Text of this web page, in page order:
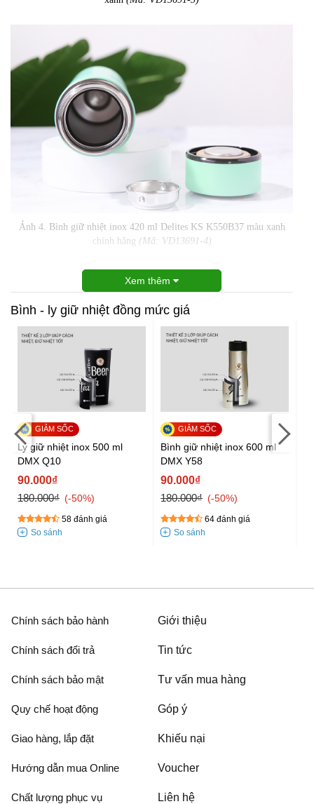
Ảnh 4. Bình giữ nhiệt inox 420 ml Delites KS K550B37 màu xanh
chính hãng (Mã: VD13691-4)
Xem thêm
Bình - ly giữ nhiệt đồng mức giá
Ly giữ nhiệt inox 500 ml
DMX Q10
90.000₫
180.000₫
-50%
58 đánh giá
Bình giữ nhiệt inox 600 ml
DMX Y58
90.000₫
180.000₫
-50%
64 đánh giá
Chính sách bảo hành
Chính sách đổi trả
Chính sách bảo mật
Quy chế hoạt động
Giao hàng, lắp đặt
Hướng dẫn mua Online
Chất lượng phục vụ
Giới thiệu
Tin tức
Tư vấn mua hàng
Góp ý
Khiếu nại
Voucher
Liên hệ